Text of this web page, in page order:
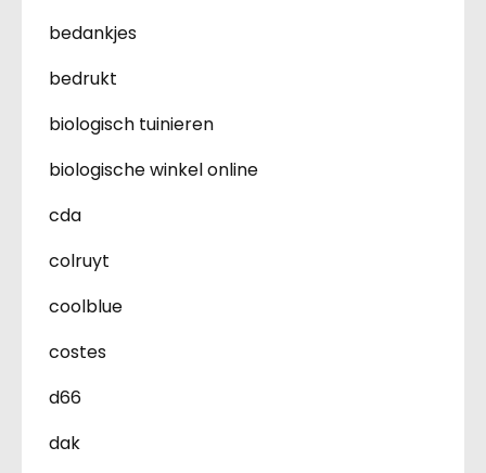
bedankjes
bedrukt
biologisch tuinieren
biologische winkel online
cda
colruyt
coolblue
costes
d66
dak